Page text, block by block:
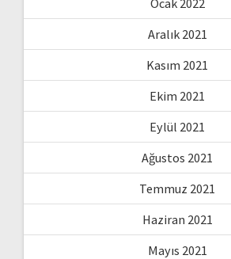
Aralık 2021
Kasım 2021
Ekim 2021
Eylül 2021
Ağustos 2021
Temmuz 2021
Haziran 2021
Mayıs 2021